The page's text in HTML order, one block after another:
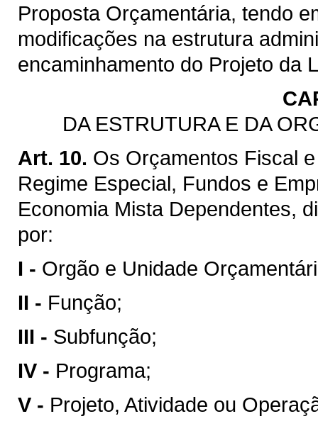
Proposta Orçamentária, tendo
modificações na estrutura
encaminhamento do Projeto da
DA ESTRUTURA E DA
Art. 10. Os Orçamentos Fiscal
Regime Especial, Fundos e
Economia Mista Dependentes,
por:
I - Orgão e Unidade
II - Função;
III - Subfunção;
IV - Programa;
V - Projeto, Atividade ou